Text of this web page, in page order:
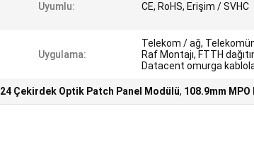
Uyumlu: CE, RoHS, Erişim / SVHC
Uygulama:
Telekom / ağ,
Raf Montajı, FTTH
Datacent omurga
24 Çekirdek Optik Patch Panel Modülü, 108.9mm MPO